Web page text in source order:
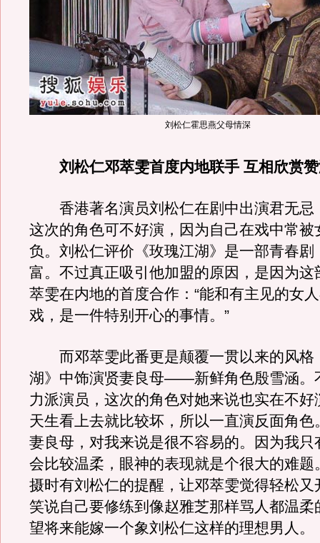
刘松仁霍思燕父母情深
刘松仁邓萃雯首度内地联手 互相欣赏
香港著名演员刘松仁在剧中出演君无忌
这次的角色可不好演，因为自己在戏中常被
负。刘松仁评价《玫瑰江湖》是一部青春剧
富。不过真正吸引他加盟的原因，是因为这
萃雯在内地的首度合作：“能和有主见的女
戏，是一件特别开心的事情。”
而邓萃雯此番更是颠覆一贯以来的风格
湖》中饰演贤妻良母——新鲜角色殷雪涵。
力派演员，这次的角色对她来说也实在不好
天生看上去就比较坏，所以一直演反面角色
妻良母，对我来说是很不容易的。因为我只
会比较温柔，眼神的表现就是个很大的难题
摄时有刘松仁的提醒，让邓萃雯觉得轻松又
笑说自己要修练到像赵雅芝那样骂人都温柔
望将来能嫁一个象刘松仁这样的理想男人